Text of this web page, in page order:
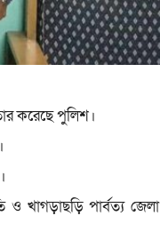
করেছে পুলিশ।
খাগড়াছড়ি পার্বত্য জেলা